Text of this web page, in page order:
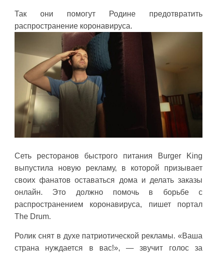
Так они помогут Родине предотвратить
распространение коронавируса.
Сеть ресторанов быстрого питания Burger King
выпустила новую рекламу, в которой призывает
своих фанатов оставаться дома и делать заказы
онлайн. Это должно помочь в борьбе с
распространением коронавируса, пишет портал
The Drum.
Ролик снят в духе патриотической рекламы. «Ваша
страна нуждается в вас!», — звучит голос за